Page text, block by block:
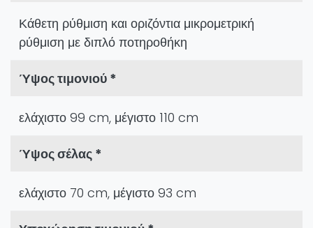
Κάθετη ρύθμιση και οριζόντια μικρομετρική
ρύθμιση με διπλό ποτηροθήκη
Ύψος τιμονιού *
ελάχιστο 99 cm, μέγιστο 110 cm
Ύψος σέλας *
ελάχιστο 70 cm, μέγιστο 93 cm